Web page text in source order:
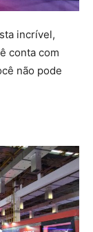
incrível,
conta com
não pode